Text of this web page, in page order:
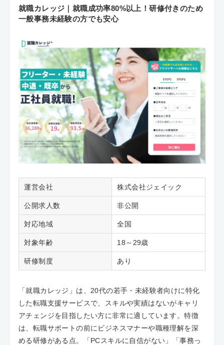
就職カレッジ｜就職成功率80%以上！研修付きのため
一般事務未経験の方でも安心
運営会社 株式会社ジェイック
公開求人数 非公開
対応地域 全国
対象年齢 18～29歳
研修制度 あり
「就職カレッジ」は、20代の若手・未経験者向けに特化
した転職支援サービスで、スキルや実績はないがキャリ
アチェンジを目指したい方に非常に適しています。特徴
は、転職サポートの前にビジネスマナーや職種理解を深
める研修がある点。「PCスキルに自信がない」「事務っ